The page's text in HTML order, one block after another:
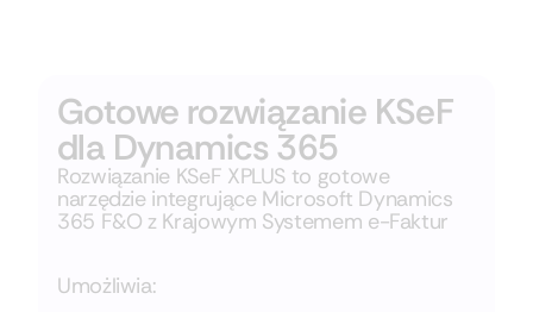
Gotowe rozwiązanie KSeF
dla Dynamics 365
Rozwiązanie KSeF XPLUS to gotowe
narzędzie integrujące Microsoft Dynamics
365 F&O z Krajowym Systemem e-Faktur
Umożliwia: